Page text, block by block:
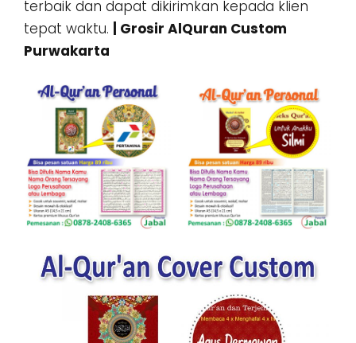
terbaik dan dapat dikirimkan kepada klien
tepat waktu.
| Grosir AlQuran Custom
Purwakarta